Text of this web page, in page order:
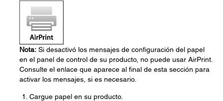
Nota: Si desactivó los mensajes de configuración del papel
en el panel de control de su producto, no puede usar AirPrint.
Consulte el enlace que aparece al final de esta sección para
activar los mensajes, si es necesario.
Cargue papel en su producto.